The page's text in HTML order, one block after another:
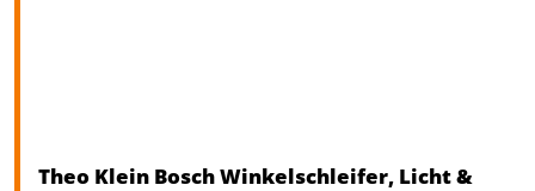
Theo Klein Bosch Winkelschleifer, Licht &